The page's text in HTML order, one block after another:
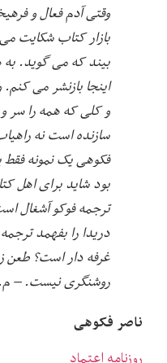
وقتی آدم فعال و
بازار کتاب شکایت
بیند که می گوید. به
اینجا بازنشر می
و کلی که همه را سر
سازنده است نه
فکوهی یک نمونه فقط
بود شاید برای اهل
ترجمه فوکو آشغال
دریدا را بفهمد
غرفه دار است؟ طعن
روشنگری نیست. –
ناصر فکوهی
روزنامه اعتماد